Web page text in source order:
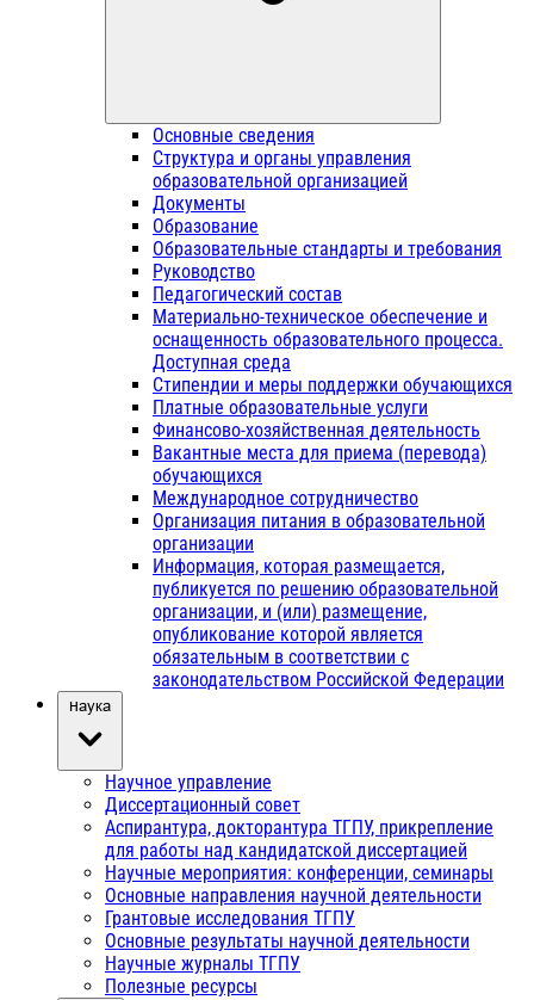
Основные сведения
Структура и органы управления
образовательной организацией
Документы
Образование
Образовательные стандарты и требования
Руководство
Педагогический состав
Материально-техническое обеспечение и
оснащенность образовательного процесса.
Доступная среда
Стипендии и меры поддержки обучающихся
Платные образовательные услуги
Финансово-хозяйственная деятельность
Вакантные места для приема (перевода)
обучающихся
Международное сотрудничество
Организация питания в образовательной
организации
Информация, которая размещается,
публикуется по решению образовательной
организации, и (или) размещение,
опубликование которой является
обязательным в соответствии с
законодательством Российской Федерации
Наука
Научное управление
Диссертационный совет
Аспирантура, докторантура ТГПУ, прикрепление
для работы над кандидатской диссертацией
Научные мероприятия: конференции, семинары
Основные направления научной деятельности
Грантовые исследования ТГПУ
Основные результаты научной деятельности
Научные журналы ТГПУ
Полезные ресурсы